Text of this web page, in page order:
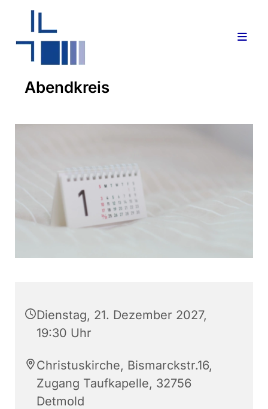
Abendkreis
Dienstag, 21. Dezember 2027,
19:30 Uhr
Christuskirche, Bismarckstr.16,
Zugang Taufkapelle, 32756
Detmold